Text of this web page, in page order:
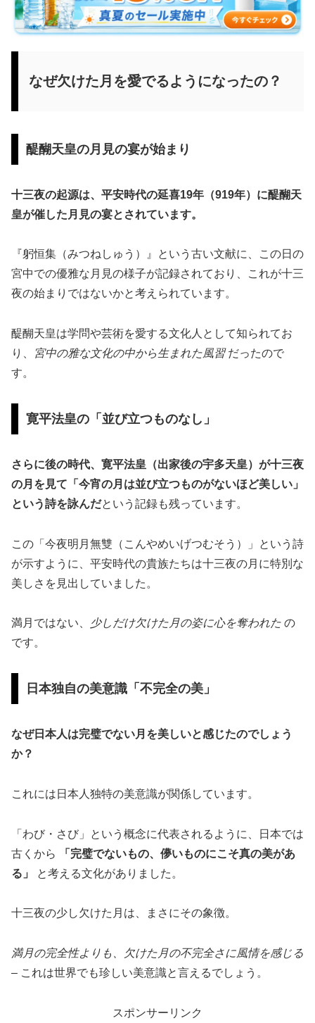
なぜ欠けた月を愛でるようになったの？
醍醐天皇の月見の宴が始まり
十三夜の起源は、平安時代の延喜19年（919年）に醍醐天
皇が催した月見の宴とされています。
『躬恒集（みつねしゅう）』という古い文献に、この日の
宮中での優雅な月見の様子が記録されており、これが十三
夜の始まりではないかと考えられています。
醍醐天皇は学問や芸術を愛する文化人として知られてお
り、
宮中の雅な文化の中から生まれた風習だったので
す。
寛平法皇の「並び立つものなし」
さらに後の時代、寛平法皇（出家後の宇多天皇）が十三夜
の月を見て「今宵の月は並び立つものがないほど美しい」
という詩を詠んだという記録も残っています。
この「今夜明月無雙（こんやめいげつむそう）」という詩
が示すように、平安時代の貴族たちは十三夜の月に特別な
美しさを見出していました。
満月ではない、 少しだけ欠けた月の姿に心を奪われた の
です。
日本独自の美意識「不完全の美」
なぜ日本人は完璧でない月を美しいと感じたのでしょう
か？
これには日本人独特の美意識が関係しています。
「わび・さび」という概念に代表されるように、日本では
古くから
「完璧でないもの、儚いものにこそ真の美があ
る」
と考える文化がありました。
十三夜の少し欠けた月は、まさにその象徴。
満月の完全性よりも、欠けた月の不完全さに風情を感じる
– これは世界でも珍しい美意識と言えるでしょう。
スポンサーリンク